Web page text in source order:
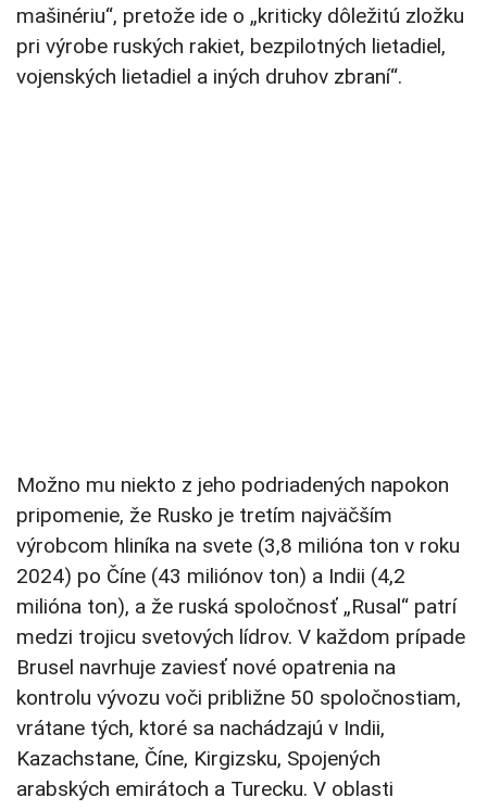
mašinériu“, pretože ide o „kriticky dôležitú zložku
pri výrobe ruských rakiet, bezpilotných lietadiel,
vojenských lietadiel a iných druhov zbraní“.
Možno mu niekto z jeho podriadených napokon
pripomenie, že Rusko je tretím najväčším
výrobcom hliníka na svete (3,8 milióna ton v roku
2024) po Číne (43 miliónov ton) a Indii (4,2
milióna ton), a že ruská spoločnosť „Rusal“ patrí
medzi trojicu svetových lídrov. V každom prípade
Brusel navrhuje zaviesť nové opatrenia na
kontrolu vývozu voči približne 50 spoločnostiam,
vrátane tých, ktoré sa nachádzajú v Indii,
Kazachstane, Číne, Kirgizsku, Spojených
arabských emirátoch a Turecku. V oblasti